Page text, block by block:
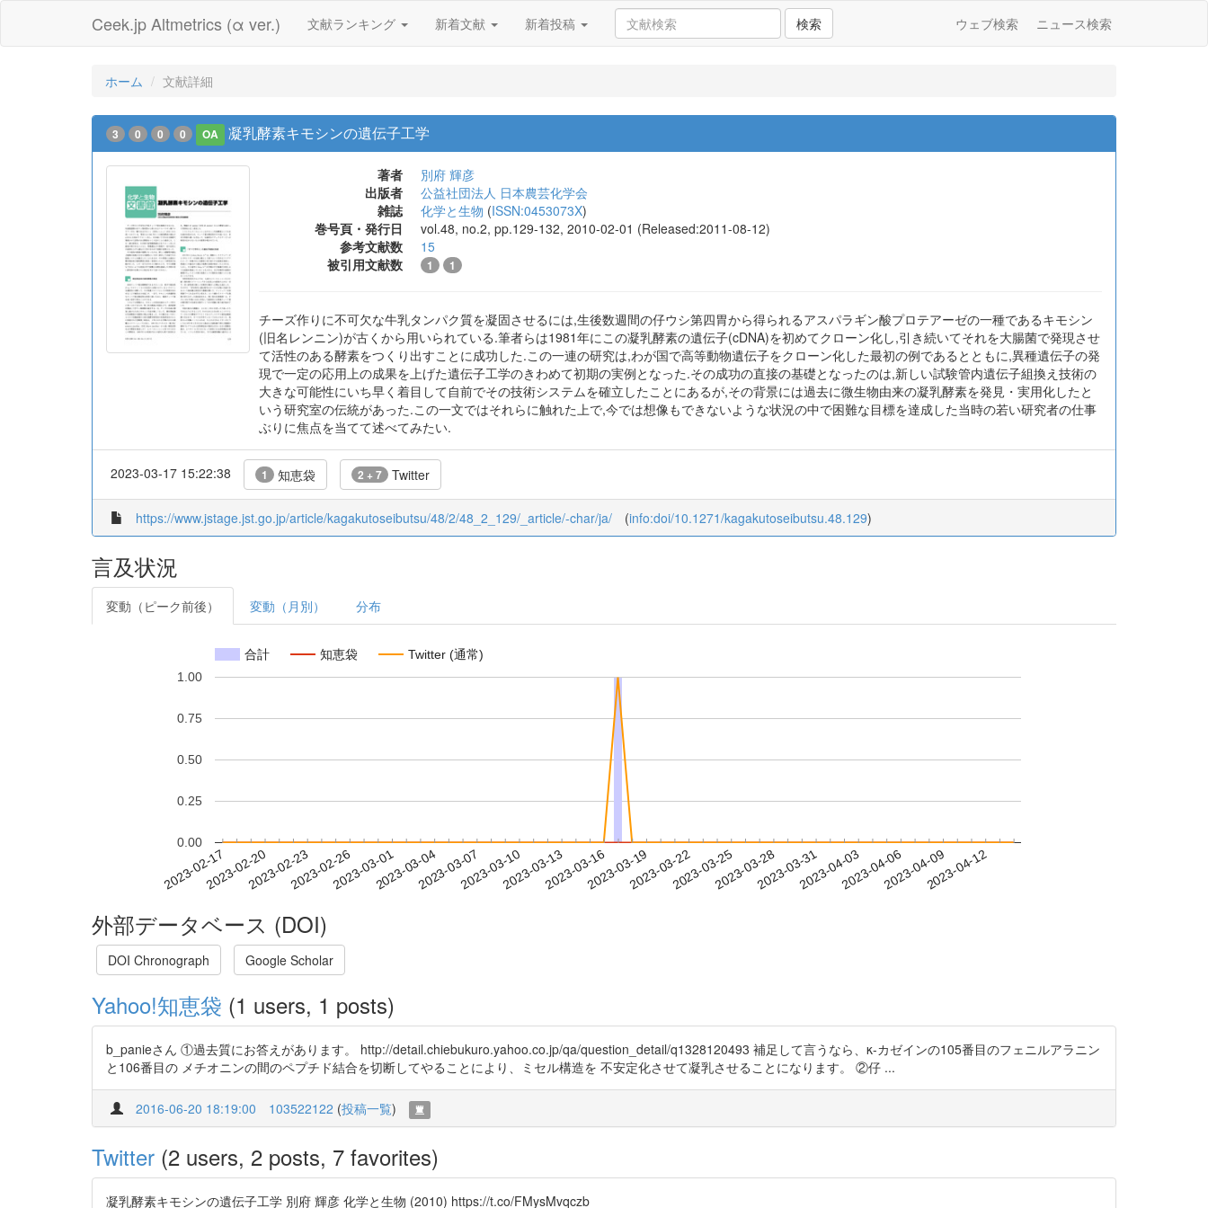
Ceek.jp Altmetrics (α ver.) 文献ランキング 新着文献 新着投稿 検索 ウェブ検索 ニュース検索
ホーム 文献詳細
3 0 0 0 OA 凝乳酵素キモシンの遺伝子工学
著者
別府 輝彦
出版者
公益社団法人 日本農芸化学会
雑誌
化学と生物 (ISSN:0453073X)
巻号頁・発行日
vol.48, no.2, pp.129-132, 2010-02-01 (Released:2011-08-12)
参考文献数
15
被引用文献数
1 1
チーズ作りに不可欠な牛乳タンパク質を凝固させるには,生後数週間の仔ウシ第四胃から得られるアスパラギン酸プロテアーゼの一種であるキモシン
(旧名レンニン)が古くから用いられている.筆者らは1981年にこの凝乳酵素の遺伝子(cDNA)を初めてクローン化し,引き続いてそれを大腸菌で発現させ
て活性のある酵素をつくり出すことに成功した.この一連の研究は,わが国で高等動物遺伝子をクローン化した最初の例であるとともに,異種遺伝子の発
現で一定の応用上の成果を上げた遺伝子工学のきわめて初期の実例となった.その成功の直接の基礎となったのは,新しい試験管内遺伝子組換え技術の
大きな可能性にいち早く着目して自前でその技術システムを確立したことにあるが,その背景には過去に微生物由来の凝乳酵素を発見・実用化したと
いう研究室の伝統があった.この一文ではそれらに触れた上で,今では想像もできないような状況の中で困難な目標を達成した当時の若い研究者の仕事
ぶりに焦点を当てて述べてみたい.
2023-03-17 15:22:38 1 知恵袋 2 + 7 Twitter
https://www.jstage.jst.go.jp/article/kagakutoseibutsu/48/2/48_2_129/_article/-char/ja/ (info:doi/10.1271/kagakutoseibutsu.48.129)
言及状況
変動（ピーク前後） 変動（月別） 分布
合計 知恵袋 Twitter (通常)
2023-02-172023-02-202023-02-232023-02-262023-03-012023-03-042023-03-072023-03-102023-03-132023-03-162023-03-192023-03-222023-03-252023-03-282023-03-312023-04-032023-04-062023-04-092023-04-12
0.00
0.25
0.50
0.75
1.00
外部データベース (DOI)
DOI Chronograph Google Scholar
Yahoo!知恵袋 (1 users, 1 posts)
b_panieさん ①過去質にお答えがあります。 http://detail.chiebukuro.yahoo.co.jp/qa/question_detail/q1328120493 補足して言うなら、κ-カゼインの105番目のフェニルアラニン
と106番目の メチオニンの間のペプチド結合を切断してやることにより、ミセル構造を 不安定化させて凝乳させることになります。 ②仔 ...
2016-06-20 18:19:00 103522122 (投稿一覧)
Twitter (2 users, 2 posts, 7 favorites)
凝乳酵素キモシンの遺伝子工学 別府 輝彦 化学と生物 (2010) https://t.co/FMysMvqczb